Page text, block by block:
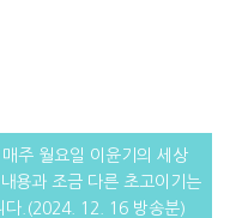
주 월요일 이윤기의 세상
용과 조금 다른 초고이기는
다.(2024. 12. 16 방송분)